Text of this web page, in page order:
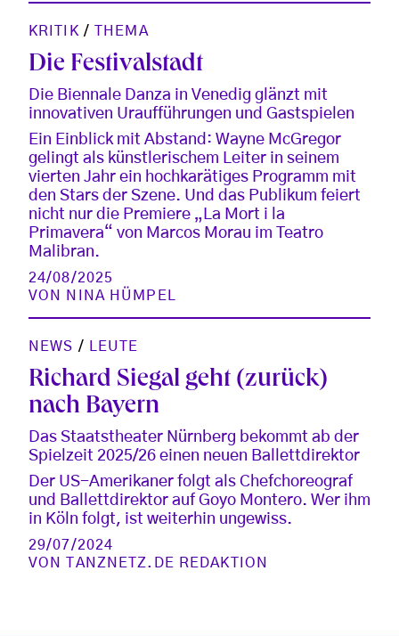
KRITIK / THEMA
Die Festivalstadt
Die Biennale Danza in Venedig glänzt mit
innovativen Uraufführungen und Gastspielen
Ein Einblick mit Abstand: Wayne McGregor
gelingt als künstlerischem Leiter in seinem
vierten Jahr ein hochkarätiges Programm mit
den Stars der Szene. Und das Publikum feiert
nicht nur die Premiere „La Mort i la
Primavera“ von Marcos Morau im Teatro
Malibran.
24/08/2025
VON
NINA HÜMPEL
NEWS / LEUTE
Richard Siegal geht (zurück)
nach Bayern
Das Staatstheater Nürnberg bekommt ab der
Spielzeit 2025/26 einen neuen Ballettdirektor
Der US-Amerikaner folgt als Chefchoreograf
und Ballettdirektor auf Goyo Montero. Wer ihm
in Köln folgt, ist weiterhin ungewiss.
29/07/2024
VON
TANZNETZ.DE REDAKTION